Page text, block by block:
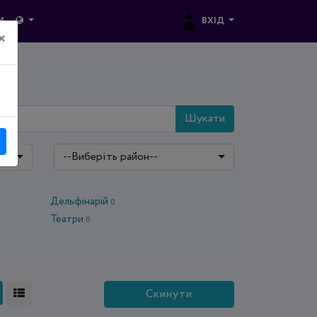
ВХІД
Шукати
--Виберіть район--
Дельфінарій 0
Театри 0
Скинути